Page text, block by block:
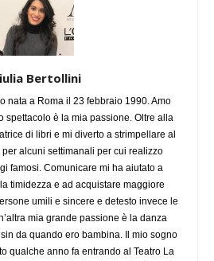
Bertollini
nata a Roma il 23 febbraio 1990. Amo
spettacolo è la mia passione. Oltre alla
di libri e mi diverto a strimpellare al
alcuni settimanali per cui realizzo
famosi. Comunicare mi ha aiutato a
timidezza e ad acquistare maggiore
umili e sincere e detesto invece le
mia grande passione è la danza
da quando ero bambina. Il mio sogno
qualche anno fa entrando al Teatro La